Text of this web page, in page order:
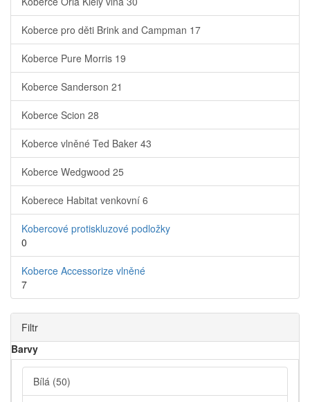
Koberce pro děti Brink and Campman 17
Koberce Pure Morris 19
Koberce Sanderson 21
Koberce Scion 28
Koberce vlněné Ted Baker 43
Koberce Wedgwood 25
Koberece Habitat venkovní 6
Kobercové protiskluzové podložky
0
Koberce Accessorize vlněné
7
Filtr
Barvy
Bílá (50)